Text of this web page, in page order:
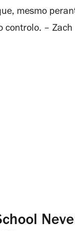
mesmo
controlo. – Zach